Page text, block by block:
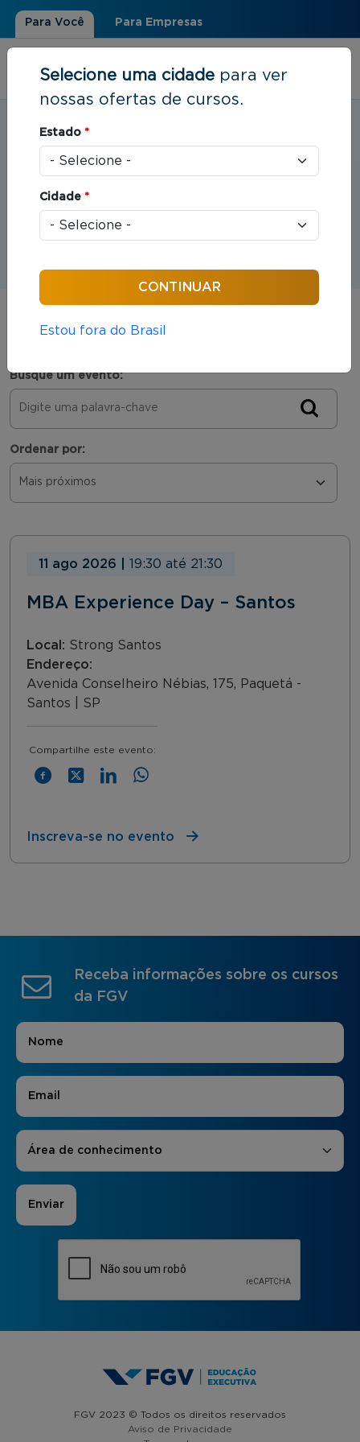
Para Você Para Empresas
Estudar em:Santo André, SP
Você está aqui
Eventos
Busque um evento:
Ordenar por:
11 ago 2026 19:30 até 21:30
MBA Experience Day – Santos
Local: Strong Santos
Endereço:
Avenida Conselheiro Nébias, 175, Paquetá -
Santos | SP
Compartilhe este evento:
Inscreva-se no evento
Receba informações sobre os cursos
da FGV
Nome
E-mail
Áreas de Interesse
Área de conhecimento
FGV 2023 © Todos os direitos reservados
Aviso de Privacidade
Selecione uma cidade para ver
nossas ofertas de cursos.
Estado *
Cidade *
Estou fora do Brasil